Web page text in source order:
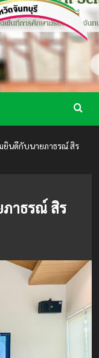
ยินดีกับนายภาธรณ์ สิร
าธรณ์ สิร